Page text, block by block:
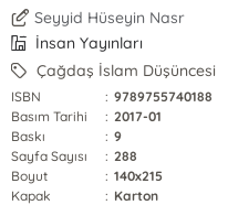
Seyyid Hüseyin Nasr
İnsan Yayınları
Çağdaş İslam Düşüncesi
ISBN : 9789755740188
Basım Tarihi
: 2017-01
Baskı
: 9
Sayfa Sayısı
: 288
Boyut
: 140x215
Kapak
: Karton